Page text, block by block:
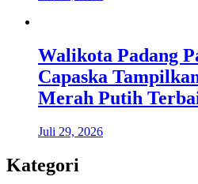
Walikota Padang
Capaska
Merah Putih
Juli 29, 2026
Kategori